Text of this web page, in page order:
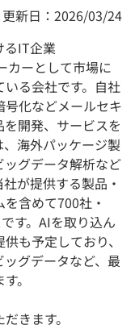
更新日：2026/03/24
IT企業
カーとして市場に
る会社です。自社
化などメールセキ
開発、サービスを
海外パッケージ製
グデータ解析など
が提供する製品・
含めて700社・
す。AIを取り込ん
も予定しており、
グデータなど、最
。
きます。